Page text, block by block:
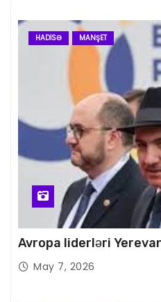
HADISƏ MANŞET
Avropa liderləri
May 7, 2026